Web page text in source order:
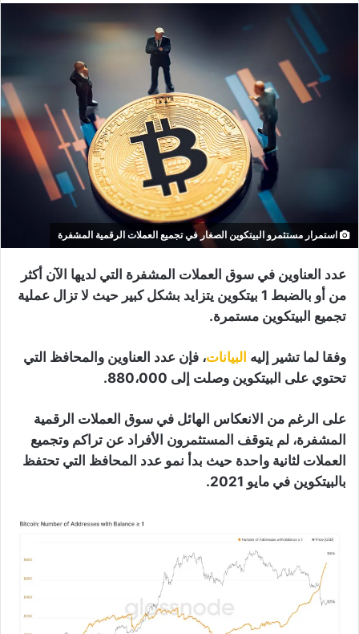
استمرار مستثمرو البيتكوين الصغار في تجميع العملات الرقمية المشفرة
عدد العناوين في سوق العملات المشفرة التي لديها الآن أكثر
من أو بالضبط 1 بيتكوين يتزايد بشكل كبير حيث لا تزال عملية
تجميع البيتكوين مستمرة.
وفقا لما تشير إليه البيانات، فإن عدد العناوين والمحافظ التي
تحتوي على البيتكوين وصلت إلى 880،000.
على الرغم من الانعكاس الهائل في سوق العملات الرقمية
المشفرة، لم يتوقف المستثمرون الأفراد عن تراكم وتجميع
العملات لثانية واحدة حيث بدأ نمو عدد المحافظ التي تحتفظ
بالبيتكوين في مايو 2021.